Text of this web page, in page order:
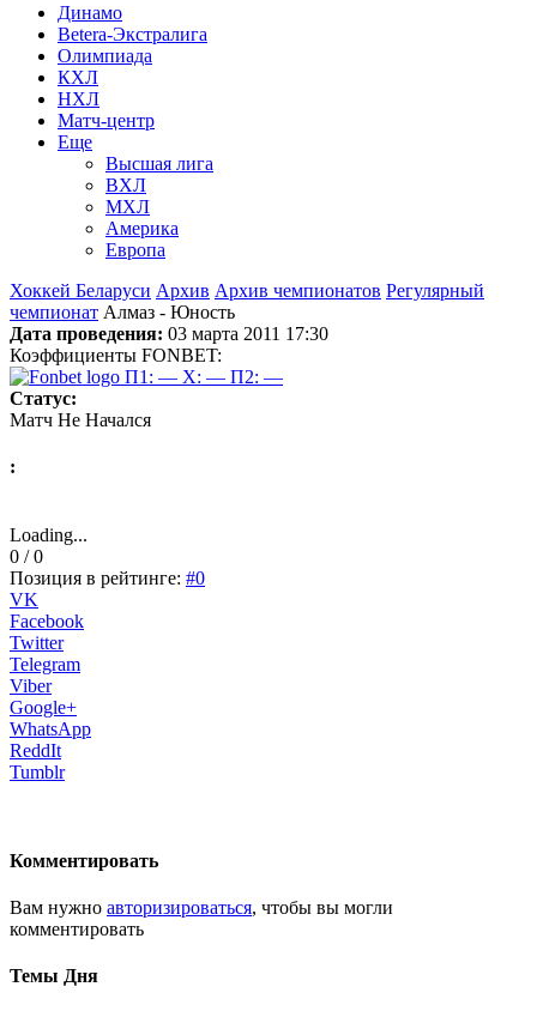
Динамо
Betera-Экстралига
Олимпиада
КХЛ
НХЛ
Матч-центр
Еще
Высшая лига
ВХЛ
МХЛ
Америка
Европа
Хоккей Беларуси Архив Архив чемпионатов Регулярный
чемпионат Алмаз - Юность
Дата проведения: 03 марта 2011 17:30
Коэффициенты FONBET:
П1: — X: — П2: —
Статус:
Матч Не Начался
:
Loading...
0 / 0
Позиция в рейтинге: #0
VK
Facebook
Twitter
Telegram
Viber
Google+
WhatsApp
ReddIt
Tumblr
Комментировать
Вам нужно авторизироваться, чтобы вы могли
комментировать
Темы Дня